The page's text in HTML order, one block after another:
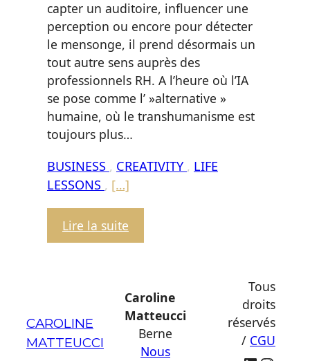
capter un auditoire, influencer une
perception ou encore pour détecter
le mensonge, il prend désormais un
tout autre sens auprès des
professionnels RH. A l’heure où l’IA
se pose comme l’ »alternative »
humaine, où le transhumanisme est
toujours plus…
BUSINESS , CREATIVITY , LIFE
LESSONS , […]
Lire la suite
Article
Von
Rohr
Associates
CAROLINE
MATTEUCCI
Caroline
Matteucci
Berne
Nous
Tous
droits
réservés
/ CGU